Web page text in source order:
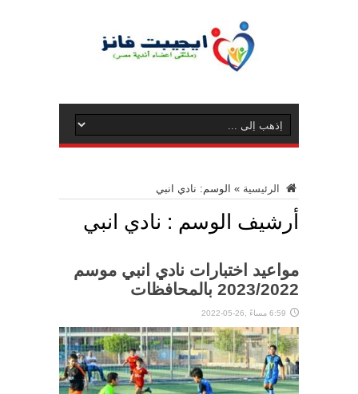
الرئيسية » الوسم: نادي انبي
أرشيف الوسم : نادي انبي
مواعيد اختبارات نادي انبي موسم
2023/2022 بالمحافظات
6:59 مساءً ,26-05-2022